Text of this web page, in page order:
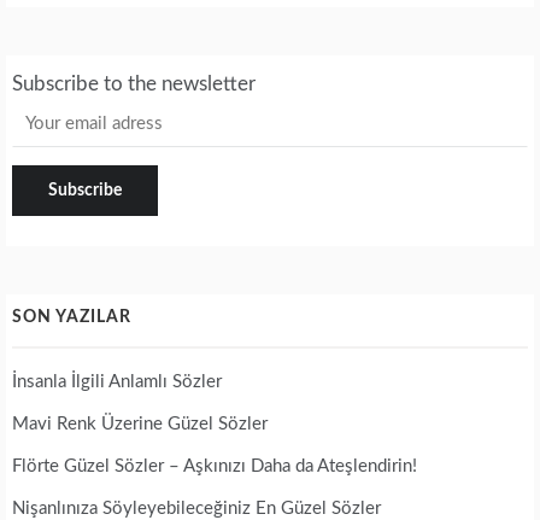
Subscribe to the newsletter
SON YAZILAR
İnsanla İlgili Anlamlı Sözler
Mavi Renk Üzerine Güzel Sözler
Flörte Güzel Sözler – Aşkınızı Daha da Ateşlendirin!
Nişanlınıza Söyleyebileceğiniz En Güzel Sözler